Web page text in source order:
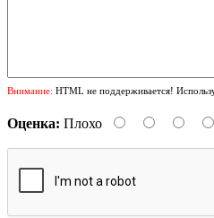
Внимание: HTML не поддерживается!
Оценка: Плохо